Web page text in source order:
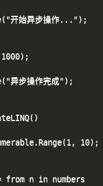
开始异步操作...");
异步操作完成");
10);
from n in numbers